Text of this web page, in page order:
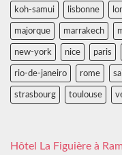
koh-samui lisbonne
majorque marrakech
new-york nice paris
rio-de-janeiro rome
strasbourg toulouse
Hôtel La Figuière à